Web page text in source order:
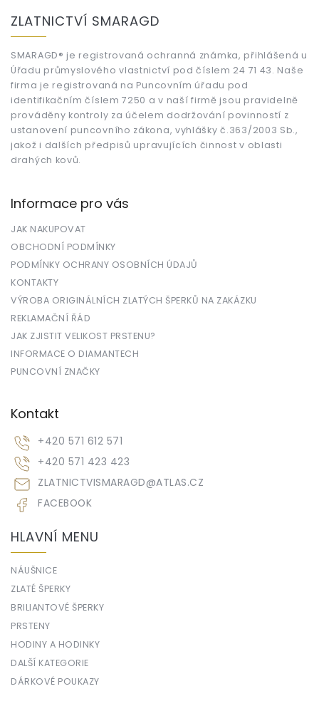
ZLATNICTVÍ SMARAGD
SMARAGD® je registrovaná ochranná známka, přihlášená u
Úřadu průmyslového vlastnictví pod číslem 24 71 43. Naše
firma je registrovaná na Puncovním úřadu pod
identifikačním číslem 7250 a v naší firmě jsou pravidelně
prováděny kontroly za účelem dodržování povinností z
ustanovení puncovního zákona, vyhlášky č.363/2003 Sb.,
jakož i dalších předpisů upravujících činnost v oblasti
drahých kovů.
Informace pro vás
JAK NAKUPOVAT
OBCHODNÍ PODMÍNKY
PODMÍNKY OCHRANY OSOBNÍCH ÚDAJŮ
KONTAKTY
VÝROBA ORIGINÁLNÍCH ZLATÝCH ŠPERKŮ NA ZAKÁZKU
REKLAMAČNÍ ŘÁD
JAK ZJISTIT VELIKOST PRSTENU?
INFORMACE O DIAMANTECH
PUNCOVNÍ ZNAČKY
Kontakt
ZLATNICTVISMARAGD@ATLAS.CZ
+420 571 612 571
+420 571 423 423
FACEBOOK
HLAVNÍ MENU
NÁUŠNICE
ZLATÉ ŠPERKY
BRILIANTOVÉ ŠPERKY
PRSTENY
HODINY A HODINKY
DALŠÍ KATEGORIE
DÁRKOVÉ POUKAZY